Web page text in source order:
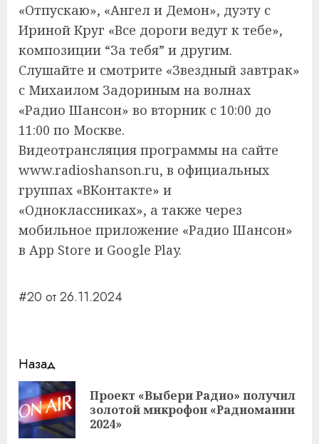
«Отпускаю», «Ангел и Демон», дуэту с
Ириной Круг «Все дороги ведут к тебе»,
композиции “За тебя” и другим.
Слушайте и смотрите «Звездный завтрак»
с Михаилом Задориным на волнах
«Радио Шансон» во вторник с 10:00 до
11:00 по Москве.
Видеотрансляция программы на сайте
www.radioshanson.ru, в официальных
группах «ВКонтакте» и
«Одноклассниках», а также через
мобильное приложение «Радио Шансон»
в App Store и Google Play.
#20 от 26.11.2024
Навигация
записи
Назад
Проект «Выбери Радио» получил
золотой микрофон «Радиомании
2024»